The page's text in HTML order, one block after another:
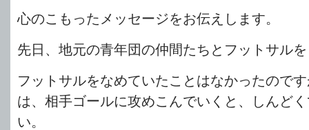
心のこもったメッセージをお伝えします。
先日、地元の青年団の仲間たちとフットサル
フットサルをなめていたことはなかったので
は、相手ゴールに攻めこんでいくと、しんど
い。